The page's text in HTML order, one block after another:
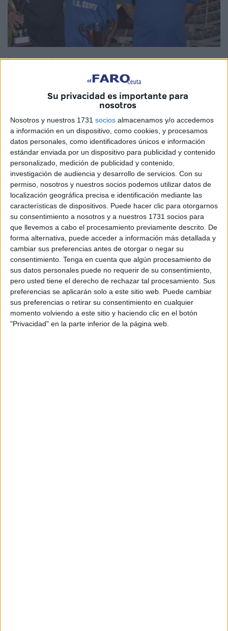
Su privacidad es importante para
nosotros
Nosotros y nuestros 1731 socios almacenamos y/o accedemos
a información en un dispositivo, como cookies, y procesamos
datos personales, como identificadores únicos e información
estándar enviada por un dispositivo para publicidad y contenido
personalizado, medición de publicidad y contenido,
investigación de audiencia y desarrollo de servicios. Con su
permiso, nosotros y nuestros socios podemos utilizar datos de
localización geográfica precisa e identificación mediante las
características de dispositivos. Puede hacer clic para otorgarnos
su consentimiento a nosotros y a nuestros 1731 socios para
que llevemos a cabo el procesamiento previamente descrito. De
forma alternativa, puede acceder a información más detallada y
cambiar sus preferencias antes de otorgar o negar su
consentimiento. Tenga en cuenta que algún procesamiento de
sus datos personales puede no requerir de su consentimiento,
pero usted tiene el derecho de rechazar tal procesamiento. Sus
preferencias se aplicarán solo a este sitio web. Puede cambiar
sus preferencias o retirar su consentimiento en cualquier
momento volviendo a este sitio y haciendo clic en el botón
"Privacidad" en la parte inferior de la página web.
Imágenes cedidas
Este lunes una de las personas más conocidas
Ceutíha fallecido en Ceuta.Pedro Bermúdezreconocido
jugador, entrenador y sobre todo delegado del club
unionista perdió la vida después de haber superado hace
unos días un infarto.
Pedro, tuvo una dilatada carrera donde pasó por todas las
facetas comojugador, delegado, ayudante y
entrenador; toda una trayectoria envidiable desde hace
muchos años.
Pedro pasó por equipos históricos como el Vaquemar en el
que fue jugador, Moda Joven, Rácing de Ceuta y más
actuales como el Ceutí y La Esperanza donde ejerció
comomonitor deportivo. También ha jugado en el
desaparecido fútbol de empresas donde jugó en el
Confecciones Vega.